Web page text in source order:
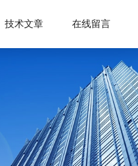
技术文章 在线留言